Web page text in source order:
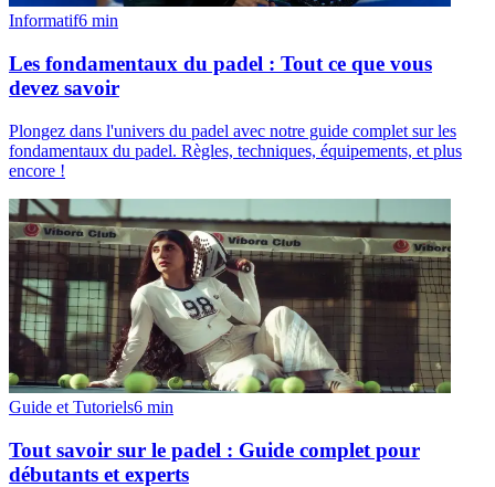
Informatif6 min
Les fondamentaux du padel : Tout ce que vous
devez savoir
Plongez dans l'univers du padel avec notre guide complet sur les
fondamentaux du padel. Règles, techniques, équipements, et plus
encore !
Guide et Tutoriels6 min
Tout savoir sur le padel : Guide complet pour
débutants et experts